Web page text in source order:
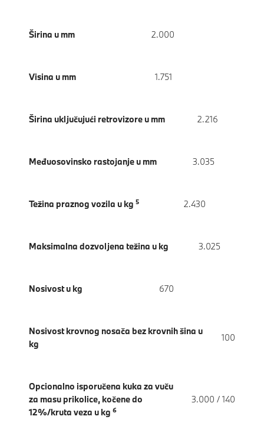
Širina u mm 2.000
Visina u mm 1.751
Širina uključujući retrovizore u mm 2.216
Međuosovinsko rastojanje u mm 3.035
Težina praznog vozila u kg 5 2.430
Maksimalna dozvoljena težina u kg 3.025
Nosivost u kg 670
Nosivost krovnog nosača bez krovnih šina u
kg
100
Opcionalno isporučena kuka za vuču
za masu prikolice, kočene do
12%/kruta veza u kg 6
3.000 / 140